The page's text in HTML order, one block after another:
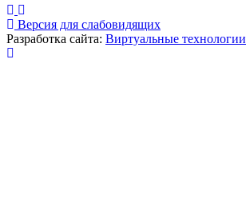
Версия для слабовидящих
Разработка сайта: Виртуальные технологии